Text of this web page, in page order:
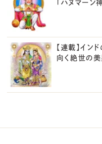
「ハヌマーン神
【連載】イン
向く絶世の美